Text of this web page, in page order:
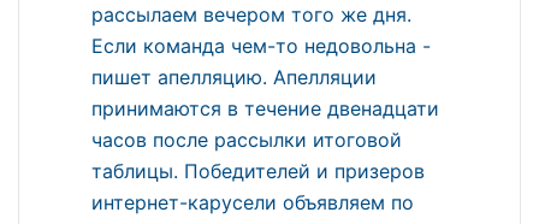
рассылаем вечером того же дня.
Если команда чем-то недовольна -
пишет апелляцию. Апелляции
принимаются в течение двенадцати
часов после рассылки итоговой
таблицы. Победителей и призеров
интернет-карусели объявляем по